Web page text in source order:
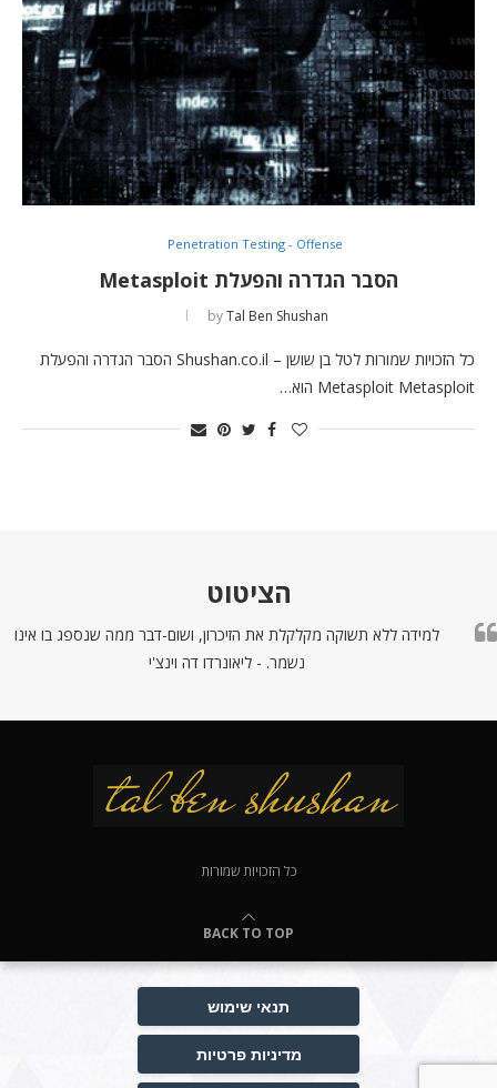
Penetration Testing - Offense
הסבר הגדרה והפעלת Metasploit
byTal Ben Shushan
כל הזכויות שמורות לטל בן שושן – Shushan.co.il הסבר הגדרה והפעלת
Metasploit Metasploit הוא…
הציטוט
למידה ללא תשוקה מקלקלת את הזיכרון, ושום-דבר ממה שנספג בו אינו
נשמר. - ליאונרדו דה וינצ'י
כל הזכויות שמורות
BACK TO TOP
תנאי שימוש
מדיניות פרטיות